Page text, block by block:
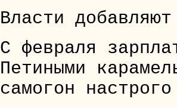
Власти
С февраля
Петиными
самогон